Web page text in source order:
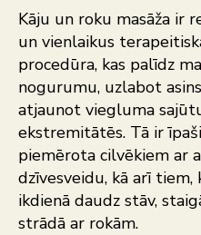
Kāju un roku masāža ir
un vienlaikus
procedūra, kas palīdz
nogurumu, uzlabot
atjaunot viegluma
ekstremitātēs. Tā ir īpaši
piemērota cilvēkiem ar
dzīvesveidu, kā arī tiem,
ikdienā daudz stāv,
strādā ar rokām.